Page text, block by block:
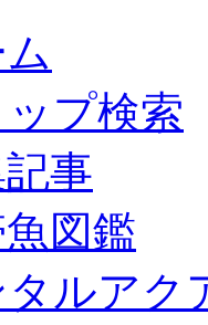
プ検索
事
図鑑
タルアク